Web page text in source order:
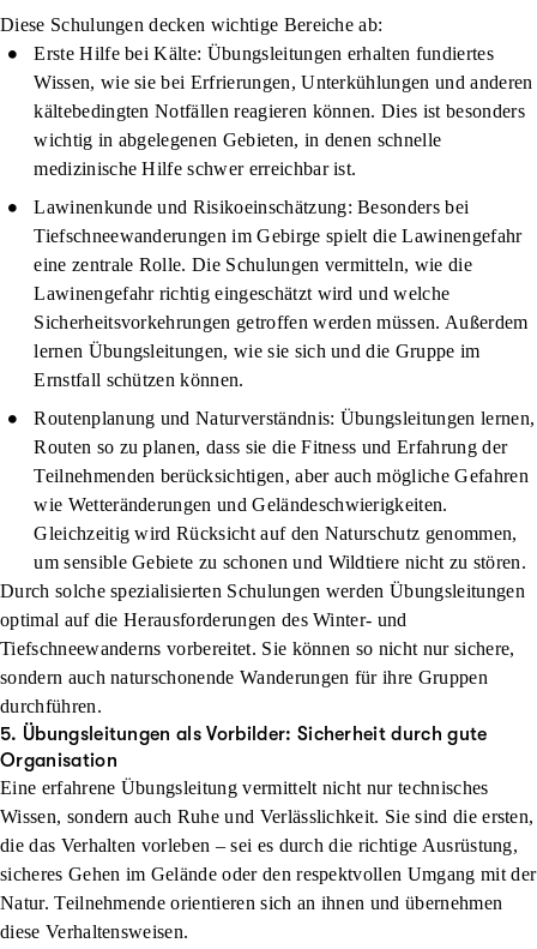
Diese Schulungen decken wichtige Bereiche ab:
Erste Hilfe bei Kälte: Übungsleitungen erhalten fundiertes
Wissen, wie sie bei Erfrierungen, Unterkühlungen und anderen
kältebedingten Notfällen reagieren können. Dies ist besonders
wichtig in abgelegenen Gebieten, in denen schnelle
medizinische Hilfe schwer erreichbar ist.
Lawinenkunde und Risikoeinschätzung: Besonders bei
Tiefschneewanderungen im Gebirge spielt die Lawinengefahr
eine zentrale Rolle. Die Schulungen vermitteln, wie die
Lawinengefahr richtig eingeschätzt wird und welche
Sicherheitsvorkehrungen getroffen werden müssen. Außerdem
lernen Übungsleitungen, wie sie sich und die Gruppe im
Ernstfall schützen können.
Routenplanung und Naturverständnis: Übungsleitungen lernen,
Routen so zu planen, dass sie die Fitness und Erfahrung der
Teilnehmenden berücksichtigen, aber auch mögliche Gefahren
wie Wetteränderungen und Geländeschwierigkeiten.
Gleichzeitig wird Rücksicht auf den Naturschutz genommen,
um sensible Gebiete zu schonen und Wildtiere nicht zu stören.
Durch solche spezialisierten Schulungen werden Übungsleitungen
optimal auf die Herausforderungen des Winter- und
Tiefschneewanderns vorbereitet. Sie können so nicht nur sichere,
sondern auch naturschonende Wanderungen für ihre Gruppen
durchführen.
5. Übungsleitungen als Vorbilder: Sicherheit durch gute
Organisation
Eine erfahrene Übungsleitung vermittelt nicht nur technisches
Wissen, sondern auch Ruhe und Verlässlichkeit. Sie sind die ersten,
die das Verhalten vorleben – sei es durch die richtige Ausrüstung,
sicheres Gehen im Gelände oder den respektvollen Umgang mit der
Natur. Teilnehmende orientieren sich an ihnen und übernehmen
diese Verhaltensweisen.